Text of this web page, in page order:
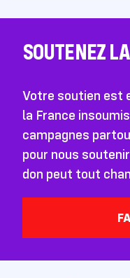
SOUTENEZ
Votre soutien est
la France
campagnes
pour nous
don peut tout